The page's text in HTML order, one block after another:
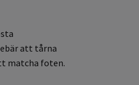
att tårna
matcha foten.